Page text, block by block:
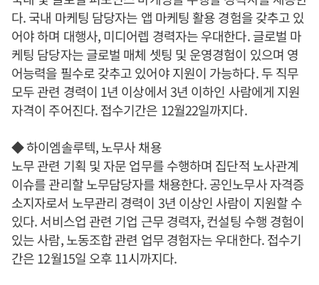
다. 국내 마케팅 담당자는 앱 마케팅 활용 경험을 갖추고 있
어야 하며 대행사, 미디어렙 경력자는 우대한다. 글로벌 마
케팅 담당자는 글로벌 매체 셋팅 및 운영경험이 있으며 영
어능력을 필수로 갖추고 있어야 지원이 가능하다. 두 직무
모두 관련 경력이 1년 이상에서 3년 이하인 사람에게 지원
자격이 주어진다. 접수기간은 12월22일까지다.
◆ 하이엠솔루텍, 노무사 채용
노무 관련 기획 및 자문 업무를 수행하며 집단적 노사관계
이슈를 관리할 노무담당자를 채용한다. 공인노무사 자격증
소지자로서 노무관리 경력이 3년 이상인 사람이 지원할 수
있다. 서비스업 관련 기업 근무 경력자, 컨설팅 수행 경험이
있는 사람, 노동조합 관련 업무 경험자는 우대한다. 접수기
간은 12월15일 오후 11시까지다.